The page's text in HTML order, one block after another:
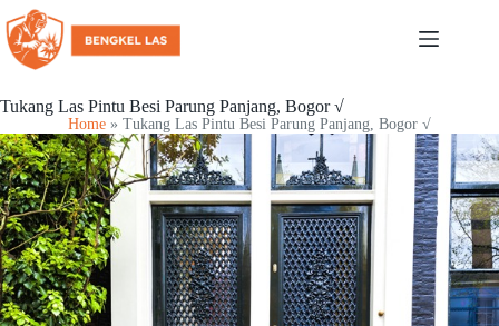
Tukang Las Pintu Besi Parung Panjang, Bogor √
Home » Tukang Las Pintu Besi Parung Panjang, Bogor √